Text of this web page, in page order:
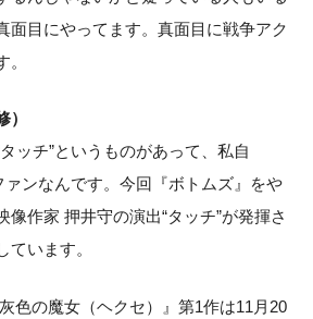
面目にやってます。真面目に戦争アク
ッチ”というものがあって、私自
ァンなんです。今回『ボトムズ』をや
像作家 押井守の演出“タッチ”が発揮さ
ています。
色の魔女（ヘクセ）』第1作は11月20